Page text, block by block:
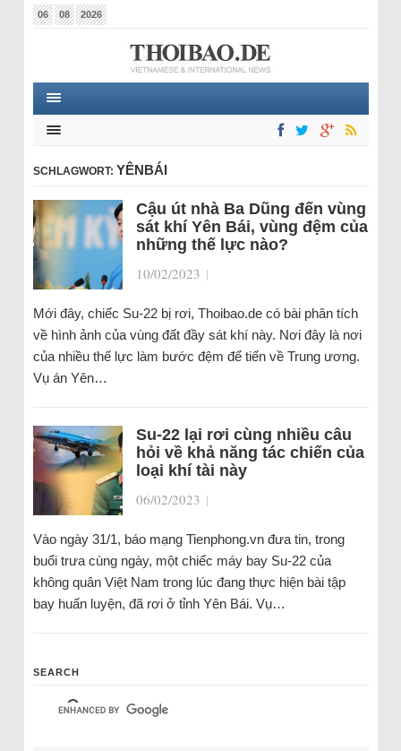
06 08 2026
SCHLAGWORT: YÊNBÁI
Cậu út nhà Ba Dũng đến vùng
sát khí Yên Bái, vùng đệm của
những thế lực nào?
10/02/2023 |
Mới đây, chiếc Su-22 bị rơi, Thoibao.de có bài phân tích
về hình ảnh của vùng đất đầy sát khí này. Nơi đây là nơi
của nhiều thế lực làm bước đệm để tiến về Trung ương.
Vụ án Yên…
Su-22 lại rơi cùng nhiều câu
hỏi về khả năng tác chiến của
loại khí tài này
06/02/2023 |
Vào ngày 31/1, báo mạng Tienphong.vn đưa tin, trong
buổi trưa cùng ngày, một chiếc máy bay Su-22 của
không quân Việt Nam trong lúc đang thực hiện bài tập
bay huấn luyện, đã rơi ở tỉnh Yên Bái. Vụ…
SEARCH